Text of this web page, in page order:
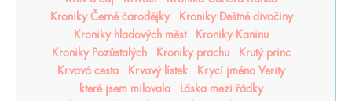
Kroniky Černé čarodějky
Kroniky Deštné divočiny
Kroniky hladových měst
Kroniky Kaninu
Kroniky Pozůstalých
Kroniky prachu
Krutý princ
Krvavá cesta
Krvavý lístek
Krycí jméno Verity
které jsem milovala
Láska mezi řádky